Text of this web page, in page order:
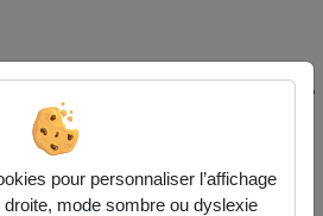
de l'université Paris
média sur Médiathèque de l'université
pour personnaliser l’affichage
mode sombre ou dyslexie